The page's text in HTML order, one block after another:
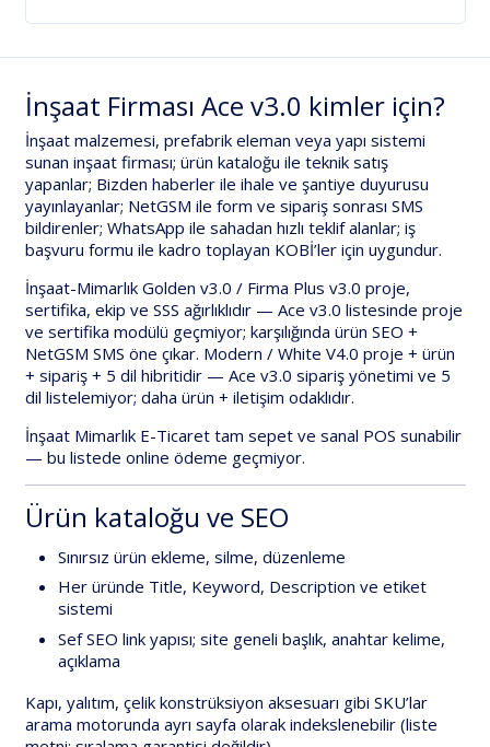
İnşaat Firması Ace v3.0 kimler için?
İnşaat malzemesi, prefabrik eleman veya yapı sistemi
sunan inşaat firması; ürün kataloğu ile teknik satış
yapanlar; Bizden haberlerile ihale ve şantiye duyurusu
yayınlayanlar; NetGSM ile form ve sipariş sonrası SMS
bildirenler; WhatsApp ile sahadan hızlı teklif alanlar; iş
başvuru formu ile kadro toplayan KOBİ’ler için uygundur.
İnşaat-Mimarlık Golden v3.0 / Firma Plus v3.0 proje,
sertifika, ekip ve SSS ağırlıklıdır — Ace v3.0 listesinde proje
ve sertifika modülü geçmiyor; karşılığında ürün SEO +
NetGSM SMS öne çıkar. Modern / White V4.0 proje + ürün
+ sipariş + 5 dil hibritidir — Ace v3.0 sipariş yönetimi ve 5
dil listelemiyor; daha ürün + iletişim odaklıdır.
İnşaat Mimarlık E-Ticarettam sepet ve sanal POS sunabilir
— bu listede online ödeme geçmiyor.
Ürün kataloğu ve SEO
Sınırsız ürün ekleme, silme, düzenleme
Her üründe Title, Keyword, Description ve etiket
sistemi
Sef SEO link yapısı; site geneli başlık, anahtar kelime,
açıklama
Kapı, yalıtım, çelik konstrüksiyon aksesuarı gibi SKU’lar
arama motorunda ayrı sayfa olarak indekslenebilir (liste